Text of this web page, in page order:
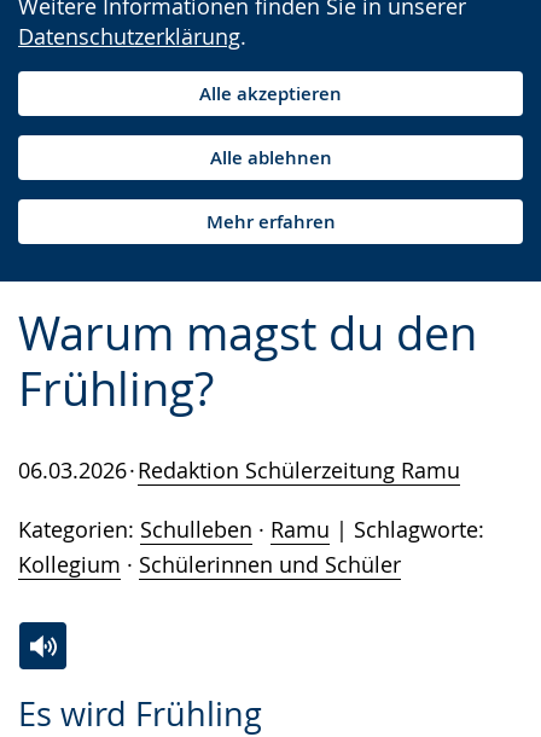
Weitere Informationen finden Sie in unserer
Datenschutzerklärung.
Alle akzeptieren
Alle ablehnen
Mehr erfahren
Warum magst du den
Frühling?
06.03.2026 Redaktion Schülerzeitung Ramu
Kategorien: Schulleben · Ramu
Schlagworte:
Kollegium · Schülerinnen und Schüler
Es wird Frühling
Leichten
Audio-
Video